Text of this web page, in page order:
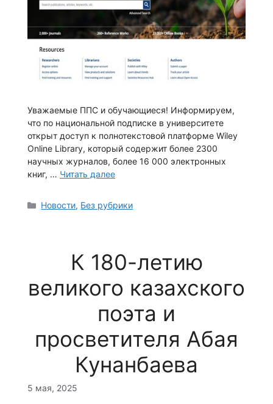
Уважаемые ППС и обучающиеся! Информируем,
что по национальной подписке в университете
открыт доступ к полнотекстовой платформе Wiley
Online Library, который содержит более 2300
научных журналов, более 16 000 электронных
книг, … Читать далее
Рубрики
Новости, Без рубрики
К 180-летию
великого казахского
поэта и
просветителя Абая
Кунанбаева
5 мая, 2025